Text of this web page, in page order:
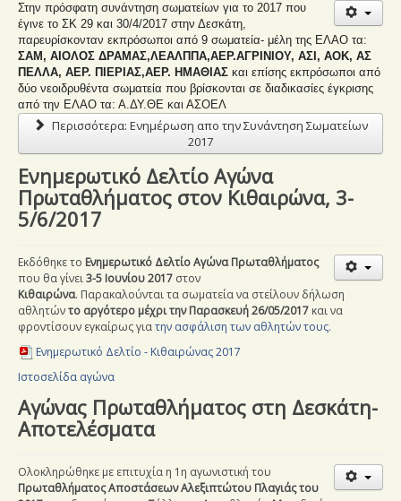
Στην πρόσφατη συνάντηση σωματείων για το 2017 που
έγινε το ΣΚ 29 και 30/4/2017 στην Δεσκάτη,
παρευρίσκονταν εκπρόσωποι από 9 σωματεία- μέλη της ΕΛΑΟ τα:
ΣΑΜ, ΑΙΟΛΟΣ ΔΡΑΜΑΣ,ΛΕΑΛΠΠΑ,ΑΕΡ.ΑΓΡΙΝΙΟΥ, ΑΣΙ, ΑΟΚ, ΑΣ
ΠΕΛΛΑ, ΑΕΡ. ΠΙΕΡΙΑΣ,ΑΕΡ. ΗΜΑΘΙΑΣ και επίσης εκπρόσωποι από
δύο νεοιδρυθέντα σωματεία που βρίσκονται σε διαδικασίες έγκρισης
από την ΕΛΑΟ τα: Α.ΔΥ.ΘΕ και ΑΣΟΕΛ
Περισσότερα: Ενημέρωση απο την Συνάντηση Σωματείων
2017
Ενημερωτικό Δελτίο Αγώνα
Πρωταθλήματος στον Κιθαιρώνα, 3-
5/6/2017
Εκδόθηκε το Ενημερωτικό Δελτίο Αγώνα Πρωταθλήματος
που θα γίνει3-5 Ιουνίου 2017 στον
Κιθαιρώνα. Παρακαλούνται τα σωματεία να στείλουν δήλωση
αθλητώντο αργότερο μέχρι την Παρασκευή 26/05/2017 και να
φροντίσουν εγκαίρως γιατην ασφάλιση των αθλητών τους.
Ενημερωτικό Δελτίο - Κιθαιρώνας 2017
Ιστοσελίδα αγώνα
Αγώνας Πρωταθλήματος στη Δεσκάτη-
Αποτελέσματα
Ολοκληρώθηκε με επιτυχία η 1η αγωνιστική του
Πρωταθλήματος Αποστάσεων Αλεξιπτώτου Πλαγιάς του